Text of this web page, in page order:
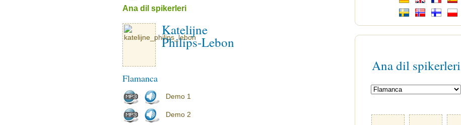
Ana dil spikerleri
Katelijne
Philips-Lebon
Flamanca
Demo 1
Demo 2
Ana dil spikerleri